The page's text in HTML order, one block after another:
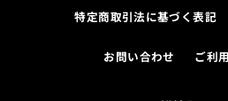
特定商取引法に基づく表記
お問い合わせ ご利